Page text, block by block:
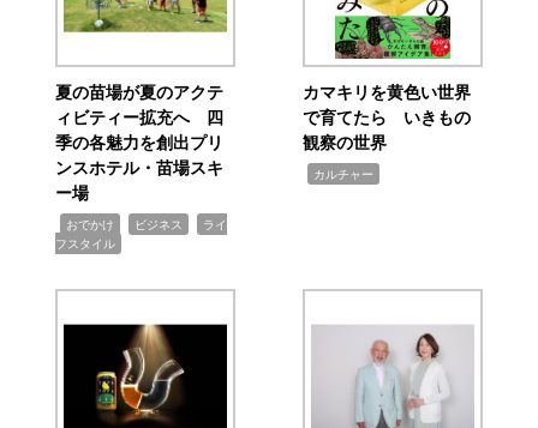
夏の苗場が夏のアクテ
ィビティー拡充へ 四
季の各魅力を創出プリ
ンスホテル・苗場スキ
ー場
おでかけ ビジネス
ライ
フスタイル
カマキリを黄色い世界
で育てたら いきもの
観察の世界
カルチャー